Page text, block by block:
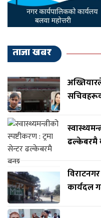
ताजा खबर
ढल्केबरमै
कार्यदल